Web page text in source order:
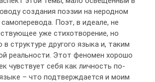
создания поэзии на неродном
Поэт, в идеале, не
уже стихотворение, но
в структуре другого языка и, таким
реальности. Этот феномен хорошо
чувствует себя как личность по-
– что подтверждается и моим